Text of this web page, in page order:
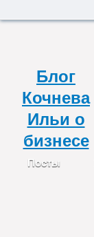
Блог
Кочнева
Ильи о
бизнесе
Посты